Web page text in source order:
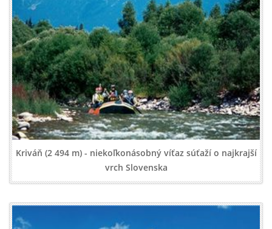
Kriváň (2 494 m) - niekoľkonásobný víťaz súťaží o najkrajší
vrch Slovenska